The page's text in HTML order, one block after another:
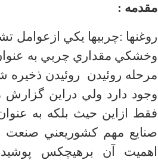
مقدمه :
روغنها :چربيها يكي ازعوامل
وخشكي مقداري چربي به عنوان
مرحله روئيدن روئيدن ذخيره
وجود دارد ولي دراين
فقط ازاين حيث بلكه به
صنايع مهم كشوريعني صنعت
اهميت آن برهيچكس